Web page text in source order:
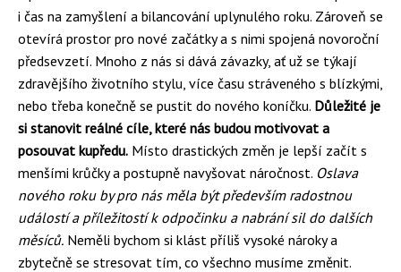
i čas na zamyšlení a bilancování uplynulého roku. Zároveň se
otevírá prostor pro nové začátky a s nimi spojená novoroční
předsevzetí. Mnoho z nás si dává závazky, ať už se týkají
zdravějšího životního stylu, více času stráveného s blízkými,
nebo třeba konečně se pustit do nového koníčku. Důležité je
si stanovit reálné cíle, které nás budou motivovat a
posouvat kupředu. Místo drastických změn je lepší začít s
menšími krůčky a postupně navyšovat náročnost. Oslava
nového roku by pro nás měla být především radostnou
událostí a příležitostí k odpočinku a nabrání sil do dalších
měsíců. Neměli bychom si klást příliš vysoké nároky a
zbytečně se stresovat tím, co všechno musíme změnit.